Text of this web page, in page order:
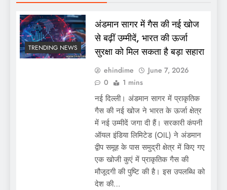
TRENDING NEWS
अंडमान सागर में गैस की नई खोज
से बढ़ीं उम्मीदें, भारत की ऊर्जा
सुरक्षा को मिल सकता है बड़ा सहारा
ehindime
June 7, 2026
0
1 mins
नई दिल्ली। अंडमान सागर में प्राकृतिक
गैस की नई खोज ने भारत के ऊर्जा क्षेत्र
में नई उम्मीदें जगा दी हैं। सरकारी कंपनी
ऑयल इंडिया लिमिटेड (OIL) ने अंडमान
द्वीप समूह के पास समुद्री क्षेत्र में किए गए
एक खोजी कुएं में प्राकृतिक गैस की
मौजूदगी की पुष्टि की है। इस उपलब्धि को
देश की…